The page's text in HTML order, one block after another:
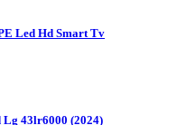
Led Hd Smart Tv
Lg 43lr6000 (2024)